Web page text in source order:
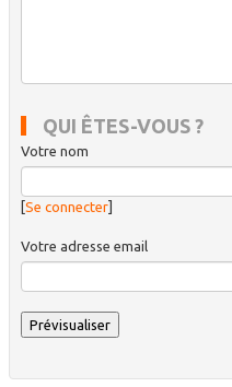
QUI ÊTES-VOUS ?
Votre nom
[Se connecter]
Votre adresse email